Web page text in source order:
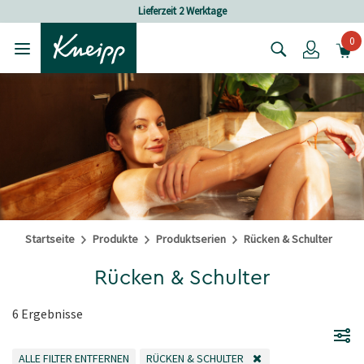
Login0
Startseite Produkte Produktserien Rücken & Schulter
Rücken & Schulter
6 Ergebnisse
ALLE FILTER ENTFERNEN
RÜCKEN & SCHULTER